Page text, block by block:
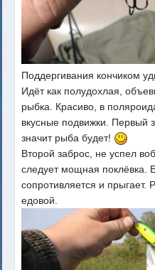
Поддергивания кончиком
Идёт как полудохлая,
рыбка. Красиво, в
вкусные подвижки. Первый
значит рыба будет!
Второй заброс, не успел
следует мощная поклёвка.
сопротивляется и прыгает.
едовой.